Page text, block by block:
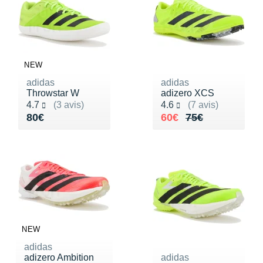
NEW
adidas
Throwstar W
4.7
(3 avis)
Noté 4.7 sur 5
80€
Vendu 80€
adidas
adizero XCS
4.6
(7 avis)
Noté 4.6 sur 5
75€
Au lieu de 75€
60€
Vendu 60€
NEW
adidas
adizero Ambition
adidas